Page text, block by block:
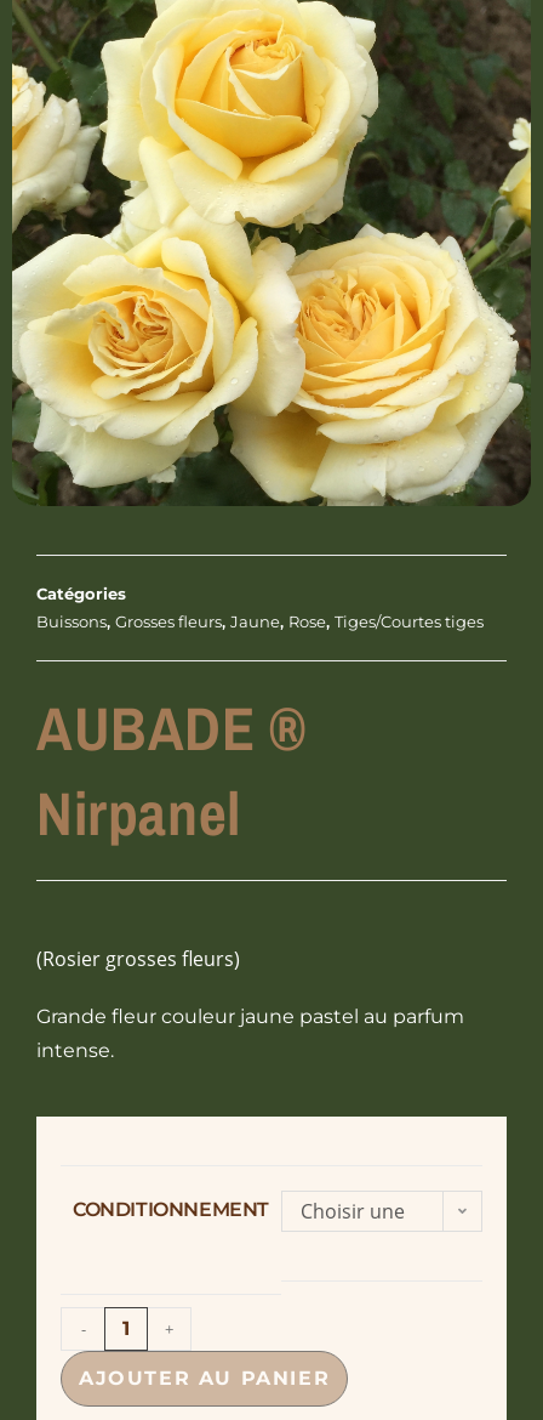
Catégories
Buissons, Grosses fleurs, Jaune, Rose, Tiges/Courtes tiges
AUBADE ®
Nirpanel
(Rosier grosses fleurs)
Grande fleur couleur jaune pastel au parfum
intense.
CONDITIONNEMENT
Choisir une
- +
AJOUTER AU PANIER